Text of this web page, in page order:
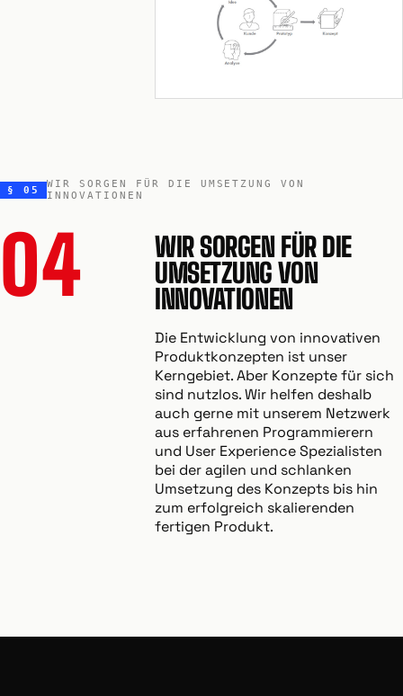
§ 05
WIR SORGEN FÜR DIE UMSETZUNG VON
INNOVATIONEN
04
WIR SORGEN FÜR DIE
UMSETZUNG VON
INNOVATIONEN
Die Entwicklung von innovativen
Produktkonzepten ist unser
Kerngebiet. Aber Konzepte für sich
sind nutzlos. Wir helfen deshalb
auch gerne mit unserem Netzwerk
aus erfahrenen Programmierern
und User Experience Spezialisten
bei der agilen und schlanken
Umsetzung des Konzepts bis hin
zum erfolgreich skalierenden
fertigen Produkt.